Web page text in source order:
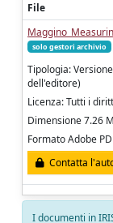
File
solo gestori archivio
Tipologia:
dell'editore)
Licenza: Tutti i
Dimensione 7.26
Formato Adobe
Contatta
I documenti in